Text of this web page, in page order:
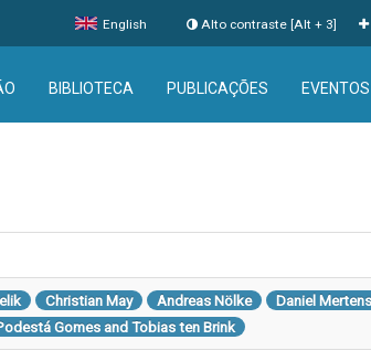
English Alto contraste [Alt + 3]
BIBLIOTECA PUBLICAÇÕES EVENTOS
Christian May Andreas Nölke
Daniel Mertens
Gomes and Tobias ten Brink